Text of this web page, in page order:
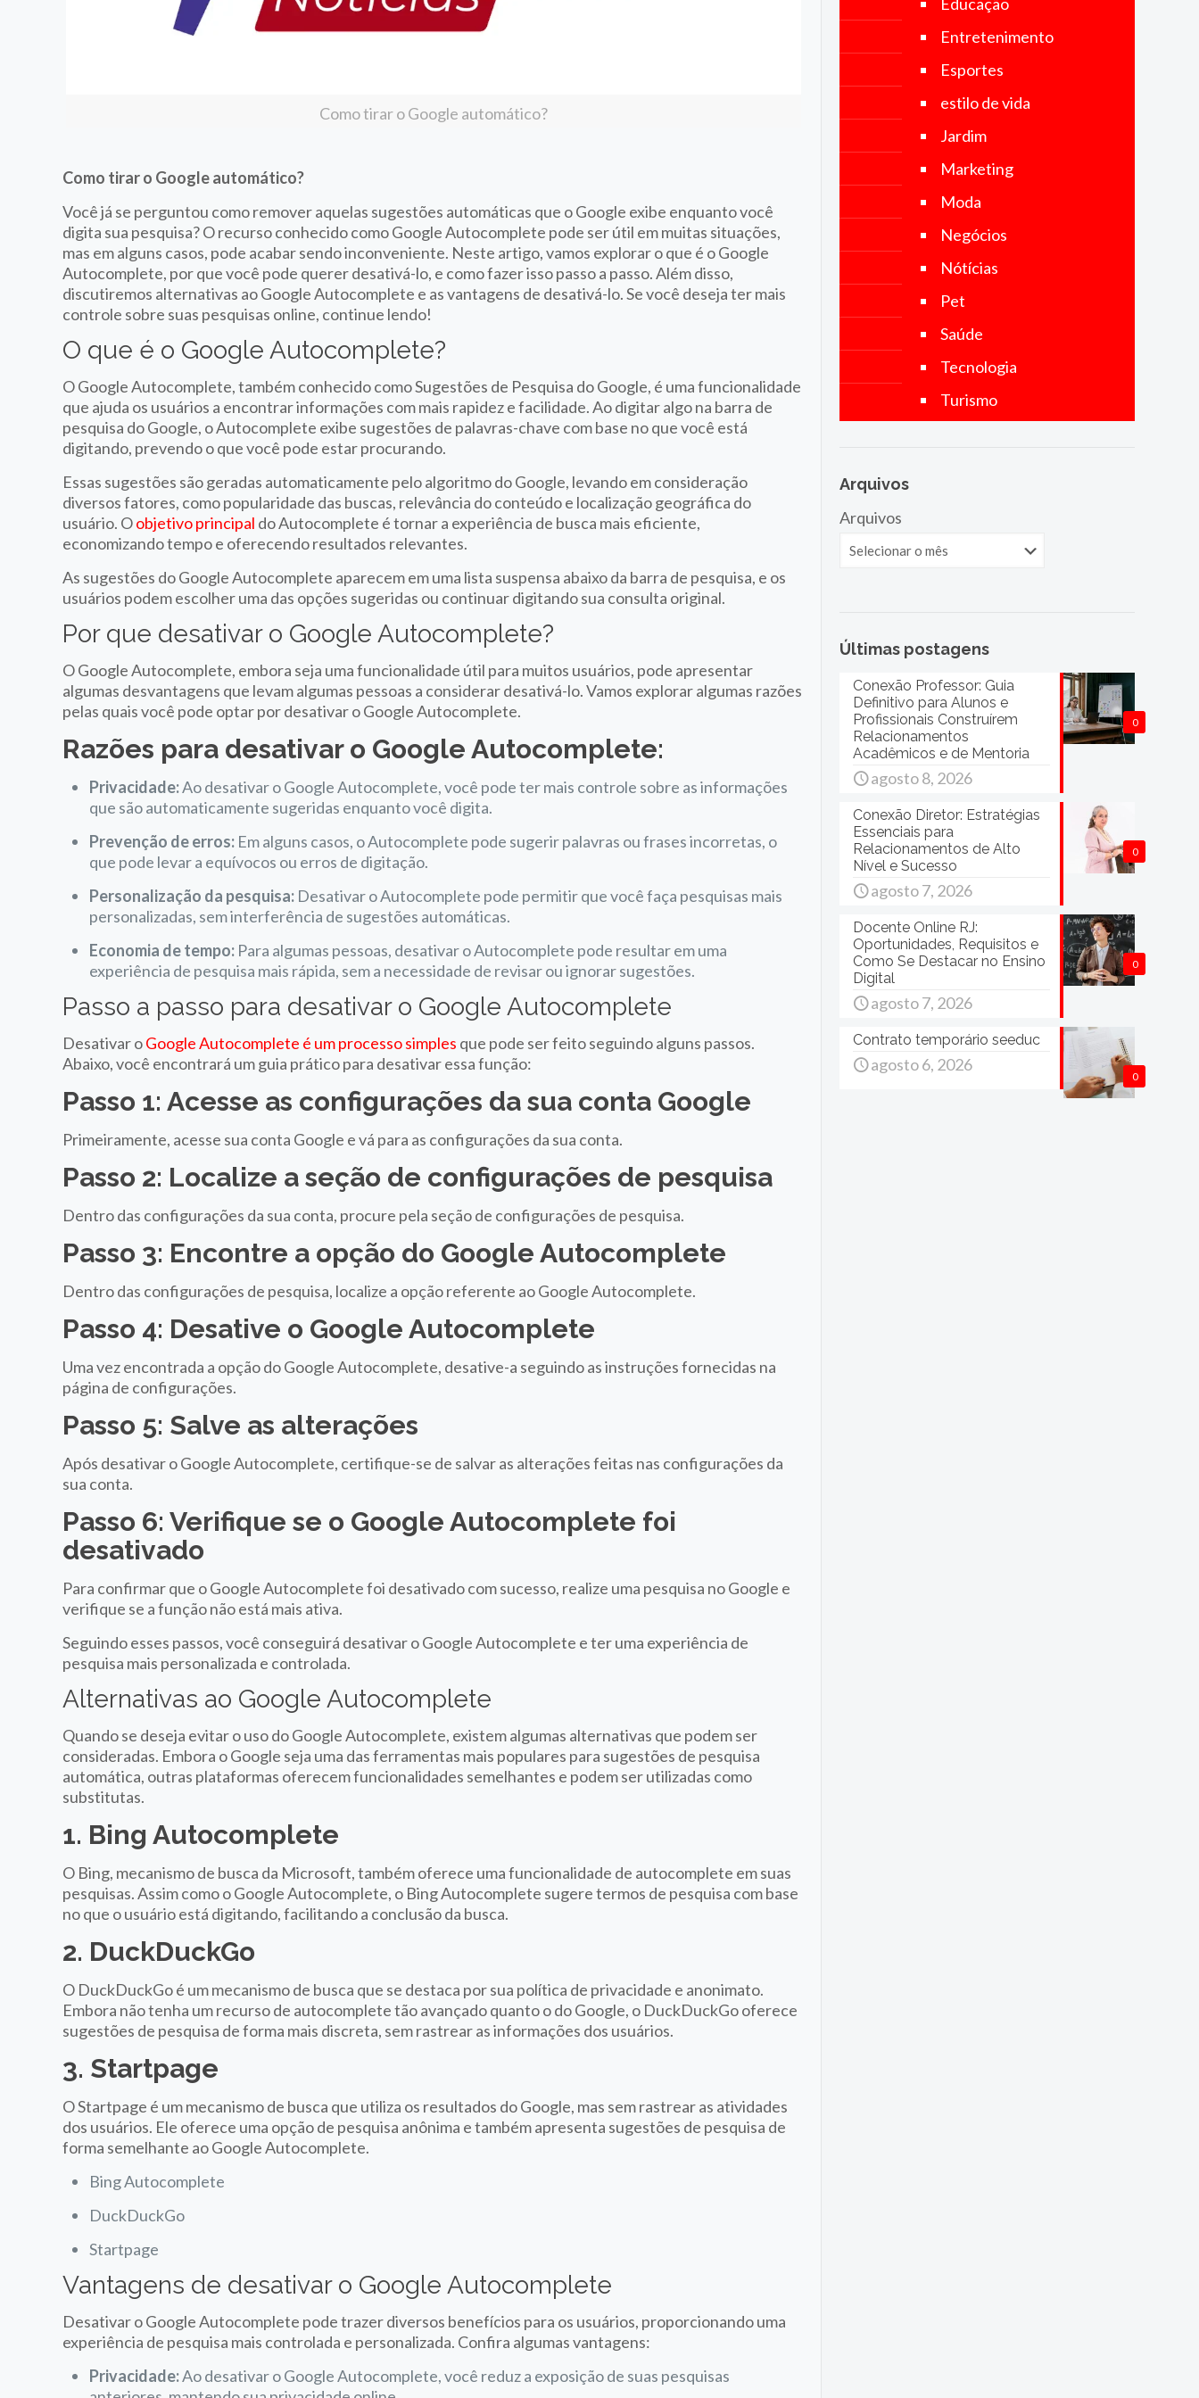
Como tirar o Google automático?
Como tirar o Google automático?
Você já se perguntou como remover aquelas sugestões automáticas que o Google exibe enquanto você
digita sua pesquisa? O recurso conhecido como Google Autocomplete pode ser útil em muitas situações,
mas em alguns casos, pode acabar sendo inconveniente. Neste artigo, vamos explorar o que é o Google
Autocomplete, por que você pode querer desativá-lo, e como fazer isso passo a passo. Além disso,
discutiremos alternativas ao Google Autocomplete e as vantagens de desativá-lo. Se você deseja ter mais
controle sobre suas pesquisas online, continue lendo!
O que é o Google Autocomplete?
O Google Autocomplete, também conhecido como Sugestões de Pesquisa do Google, é uma funcionalidade
que ajuda os usuários a encontrar informações com mais rapidez e facilidade. Ao digitar algo na barra de
pesquisa do Google, o Autocomplete exibe sugestões de palavras-chave com base no que você está
digitando, prevendo o que você pode estar procurando.
Essas sugestões são geradas automaticamente pelo algoritmo do Google, levando em consideração
diversos fatores, como popularidade das buscas, relevância do conteúdo e localização geográfica do
usuário. Oobjetivo principal do Autocomplete é tornar a experiência de busca mais eficiente,
economizando tempo e oferecendo resultados relevantes.
As sugestões do Google Autocomplete aparecem em uma lista suspensa abaixo da barra de pesquisa, e os
usuários podem escolher uma das opções sugeridas ou continuar digitando sua consulta original.
Por que desativar o Google Autocomplete?
O Google Autocomplete, embora seja uma funcionalidade útil para muitos usuários, pode apresentar
algumas desvantagens que levam algumas pessoas a considerar desativá-lo. Vamos explorar algumas razões
pelas quais você pode optar por desativar o Google Autocomplete.
Razões para desativar o Google Autocomplete:
Privacidade:Ao desativar o Google Autocomplete, você pode ter mais controle sobre as informações
que são automaticamente sugeridas enquanto você digita.
Prevenção de erros: Em alguns casos, o Autocomplete pode sugerir palavras ou frases incorretas, o
que pode levar a equívocos ou erros de digitação.
Personalização da pesquisa: Desativar o Autocomplete pode permitir que você faça pesquisas mais
personalizadas, sem interferência de sugestões automáticas.
Economia de tempo: Para algumas pessoas, desativar o Autocomplete pode resultar em uma
experiência de pesquisa mais rápida, sem a necessidade de revisar ou ignorar sugestões.
Passo a passo para desativar o Google Autocomplete
Desativar oGoogle Autocomplete é um processo simples que pode ser feito seguindo alguns passos.
Abaixo, você encontrará um guia prático para desativar essa função:
Passo 1: Acesse as configurações da sua conta Google
Primeiramente, acesse sua conta Google e vá para as configurações da sua conta.
Passo 2: Localize a seção de configurações de pesquisa
Dentro das configurações da sua conta, procure pela seção de configurações de pesquisa.
Passo 3: Encontre a opção do Google Autocomplete
Dentro das configurações de pesquisa, localize a opção referente ao Google Autocomplete.
Passo 4: Desative o Google Autocomplete
Uma vez encontrada a opção do Google Autocomplete, desative-a seguindo as instruções fornecidas na
página de configurações.
Passo 5: Salve as alterações
Após desativar o Google Autocomplete, certifique-se de salvar as alterações feitas nas configurações da
sua conta.
Passo 6: Verifique se o Google Autocomplete foi
desativado
Para confirmar que o Google Autocomplete foi desativado com sucesso, realize uma pesquisa no Google e
verifique se a função não está mais ativa.
Seguindo esses passos, você conseguirá desativar o Google Autocomplete e ter uma experiência de
pesquisa mais personalizada e controlada.
Alternativas ao Google Autocomplete
Quando se deseja evitar o uso do Google Autocomplete, existem algumas alternativas que podem ser
consideradas. Embora o Google seja uma das ferramentas mais populares para sugestões de pesquisa
automática, outras plataformas oferecem funcionalidades semelhantes e podem ser utilizadas como
substitutas.
1. Bing Autocomplete
O Bing, mecanismo de busca da Microsoft, também oferece uma funcionalidade de autocomplete em suas
pesquisas. Assim como o Google Autocomplete, o Bing Autocomplete sugere termos de pesquisa com base
no que o usuário está digitando, facilitando a conclusão da busca.
2. DuckDuckGo
O DuckDuckGo é um mecanismo de busca que se destaca por sua política de privacidade e anonimato.
Embora não tenha um recurso de autocomplete tão avançado quanto o do Google, o DuckDuckGo oferece
sugestões de pesquisa de forma mais discreta, sem rastrear as informações dos usuários.
3. Startpage
O Startpage é um mecanismo de busca que utiliza os resultados do Google, mas sem rastrear as atividades
dos usuários. Ele oferece uma opção de pesquisa anônima e também apresenta sugestões de pesquisa de
forma semelhante ao Google Autocomplete.
Bing Autocomplete
DuckDuckGo
Startpage
Vantagens de desativar o Google Autocomplete
Desativar o Google Autocomplete pode trazer diversos benefícios para os usuários, proporcionando uma
experiência de pesquisa mais controlada e personalizada. Confira algumas vantagens:
Privacidade:Ao desativar o Google Autocomplete, você reduz a exposição de suas pesquisas
no mundo.
objetivo é
notícias
imparciais
atualizadas,
abrangendo
uma ampla
categorias,
muito mais.
Entretenimento
Esportes
estilo de vida
Jardim
Marketing
Moda
Negócios
Nótícias
Pet
Saúde
Tecnologia
Turismo
Arquivos
Arquivos
Últimas postagens
0
Conexão Professor: Guia
Definitivo para Alunos e
Profissionais Construírem
Relacionamentos
Acadêmicos e de Mentoria
agosto 8, 2026
0
Conexão Diretor: Estratégias
Essenciais para
Relacionamentos de Alto
Nível e Sucesso
agosto 7, 2026
0
Docente Online RJ:
Oportunidades, Requisitos e
Como Se Destacar no Ensino
Digital
agosto 7, 2026
0
Contrato temporário seeduc
agosto 6, 2026